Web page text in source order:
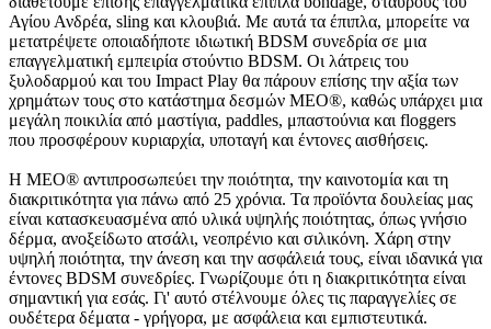
Αγίου Ανδρέα, sling και κλουβιά. Με αυτά τα έπιπλα, μπορείτε να
μετατρέψετε οποιαδήποτε ιδιωτική BDSM συνεδρία σε μια
επαγγελματική εμπειρία στούντιο BDSM. Οι λάτρεις του
ξυλοδαρμού και του Impact Play θα πάρουν επίσης την αξία των
χρημάτων τους στο κατάστημα δεσμών MEO®, καθώς υπάρχει μια
μεγάλη ποικιλία από μαστίγια, paddles, μπαστούνια και floggers
που προσφέρουν κυριαρχία, υποταγή και έντονες αισθήσεις.
Η MEO® αντιπροσωπεύει την ποιότητα, την καινοτομία και τη
διακριτικότητα για πάνω από 25 χρόνια. Τα προϊόντα δουλείας μας
είναι κατασκευασμένα από υλικά υψηλής ποιότητας, όπως γνήσιο
δέρμα, ανοξείδωτο ατσάλι, νεοπρένιο και σιλικόνη. Χάρη στην
υψηλή ποιότητα, την άνεση και την ασφάλειά τους, είναι ιδανικά για
έντονες BDSM συνεδρίες. Γνωρίζουμε ότι η διακριτικότητα είναι
σημαντική για εσάς. Γι' αυτό στέλνουμε όλες τις παραγγελίες σε
ουδέτερα δέματα - γρήγορα, με ασφάλεια και εμπιστευτικά.